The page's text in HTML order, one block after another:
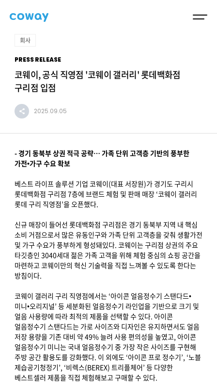
회사
PRESS RELEASE
코웨이, 공식 직영점 '코웨이 갤러리' 롯데백화점
구리점 입점
2025.09.05
- 경기 동북부 상권 적극 공략… 가족 단위 고객층 기반의 풍부한
가전•가구 수요 확보
베스트 라이프 솔루션 기업 코웨이(대표 서장원)가 경기도 구리시
롯데백화점 구리점 7층에 브랜드 체험 및 판매 매장 ‘코웨이 갤러리
롯데 구리 직영점’을 오픈했다.
신규 매장이 들어선 롯데백화점 구리점은 경기 동북부 지역 내 핵심
소비 거점으로서 많은 유동인구와 가족 단위 고객층을 갖춰 생활가전
및 가구 수요가 풍부하게 형성돼있다. 코웨이는 구리점 상권의 주요
타깃층인 3040세대 젊은 가족 고객을 위해 체험 중심의 쇼핑 공간을
마련하고 코웨이만의 혁신 기술력을 직접 느껴볼 수 있도록 한다는
방침이다.
코웨이 갤러리 구리 직영점에서는 ‘아이콘 얼음정수기 스탠다드•
미니•오리지널’ 등 세분화된 얼음정수기 라인업을 기반으로 크기 및
얼음 사용량에 따라 최적의 제품을 선택할 수 있다. 아이콘
얼음정수기 스탠다드는 가로 사이즈와 디자인은 유지하면서도 얼음
저장 용량을 기존 대비 약 49% 늘려 사용 편의성을 높였고, 아이콘
얼음정수기 미니는 국내 얼음정수기 중 가장 작은 사이즈를 구현해
주방 공간 활용도를 강화했다. 이 외에도 ‘아이콘 프로 정수기’, ‘노블
제습공기청정기’, ‘비렉스(BEREX) 트리플체어’ 등 다양한
베스트셀러 제품을 직접 체험해보고 구매할 수 있다.